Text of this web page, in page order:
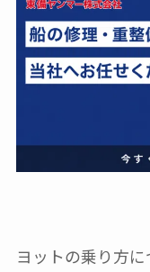
ヨットの乗り方